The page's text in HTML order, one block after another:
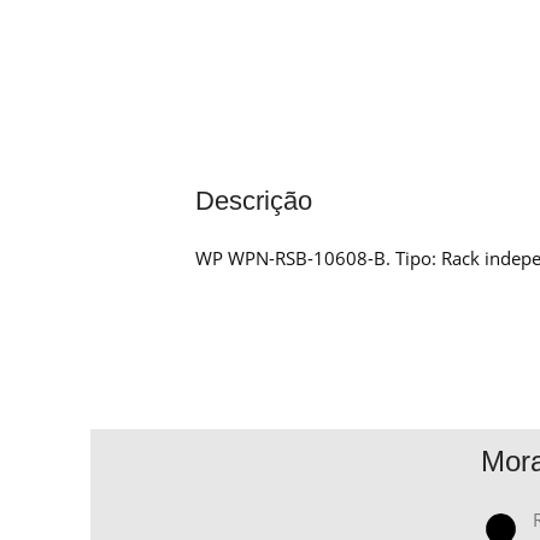
Descrição
WP WPN-RSB-10608-B. Tipo: Rack